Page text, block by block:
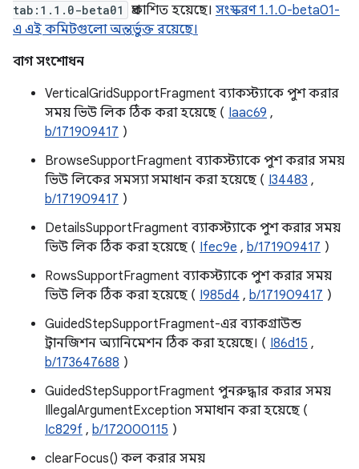
tab:1.1.0-beta01
প্রকাশিত হয়েছে। সংস্করণ 1.1.0-beta01-
এ এই কমিটগুলো অন্তর্ভুক্ত রয়েছে।
বাগ সংশোধন
VerticalGridSupportFragment ব্যাকস্ট্যাকে পুশ করার
সময় ভিউ লিক ঠিক করা হয়েছে ( Iaac69 ,
b/171909417 )
BrowseSupportFragment ব্যাকস্ট্যাকে পুশ করার সময়
ভিউ লিকের সমস্যা সমাধান করা হয়েছে ( I34483 ,
b/171909417 )
DetailsSupportFragment ব্যাকস্ট্যাকে পুশ করার সময়
ভিউ লিক ঠিক করা হয়েছে ( Ifec9e , b/171909417 )
RowsSupportFragment ব্যাকস্ট্যাকে পুশ করার সময়
ভিউ লিক ঠিক করা হয়েছে ( I985d4 , b/171909417 )
GuidedStepSupportFragment-এর ব্যাকগ্রাউন্ড
ট্রানজিশন অ্যানিমেশন ঠিক করা হয়েছে। ( I86d15 ,
b/173647688 )
GuidedStepSupportFragment পুনরুদ্ধার করার সময়
IllegalArgumentException সমাধান করা হয়েছে (
Ic829f , b/172000115 )
clearFocus() কল করার সময়